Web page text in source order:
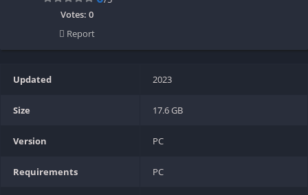
Votes: 0
Report
Updated 2023
Size 17.6 GB
Version PC
Requirements PC